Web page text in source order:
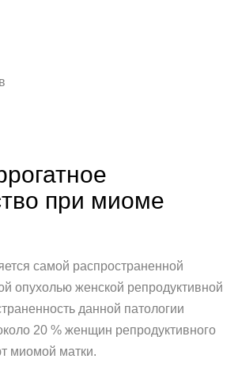
при миоме
самой распространенной
опухолью женской репродуктивной
данной патологии
20 % женщин репродуктивного
миомой матки.